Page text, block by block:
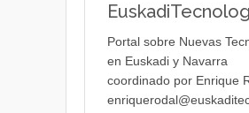
Portal sobre Nuevas
en Euskadi y Navarra
coordinado por Enrique